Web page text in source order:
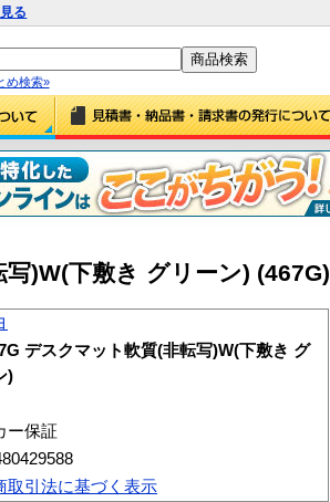
る
め検索»
)W(下敷き グリーン) (467G)
デスクマット軟質(非転写)W(下敷き グ
)
ー保証
取引法に基づく表示